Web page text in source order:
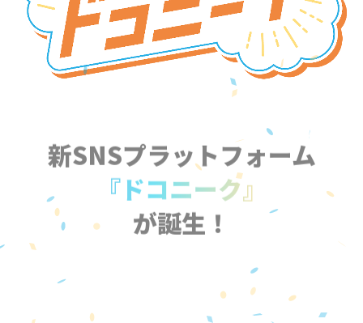
新SNSプラットフォーム
『ドコニーク』
が誕生！